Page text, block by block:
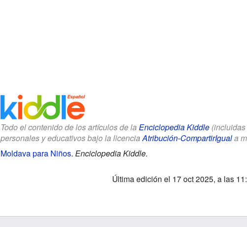
Todo el contenido de los artículos de la Enciclopedia Kiddle(incluidas
personales y educativos bajo la licencia Atribución-CompartirIguala
Moldava para Niños. Enciclopedia Kiddle.
Última edición el 17 oct 2025, a las